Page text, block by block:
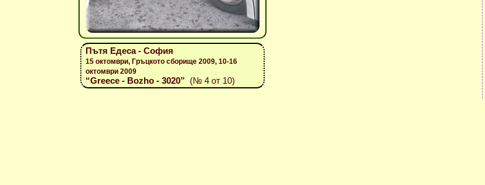
Пътя Едеса - София
15 октомври, Гръцкото сборище 2009, 10-16
октомври 2009
“Greece - Bozho - 3020” (№ 4 от 10)